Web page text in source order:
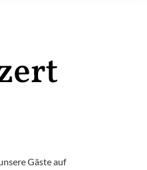
Gäste auf